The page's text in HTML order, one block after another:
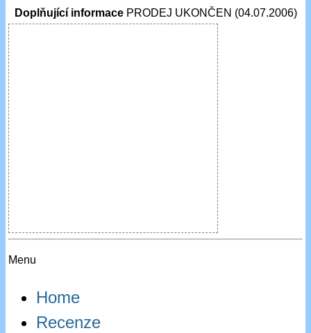
Doplňující informace PRODEJ UKONČEN (04.07.2006)
Menu
Home
Recenze